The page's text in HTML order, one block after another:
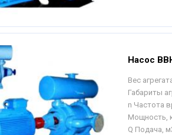
Насос
Вес
Габариты
n Частота
Мощность,
Q Подача,